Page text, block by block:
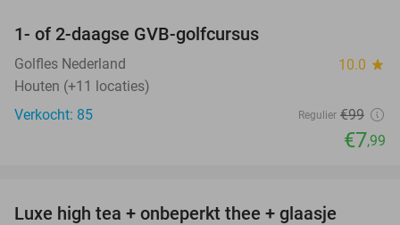
1- of 2-daagse GVB-golfcursus
Golfles Nederland 10.0 star
Houten (+11 locaties)
Verkocht: 85
Regulier €99
€7,99
Luxe high tea + onbeperkt thee + glaasje